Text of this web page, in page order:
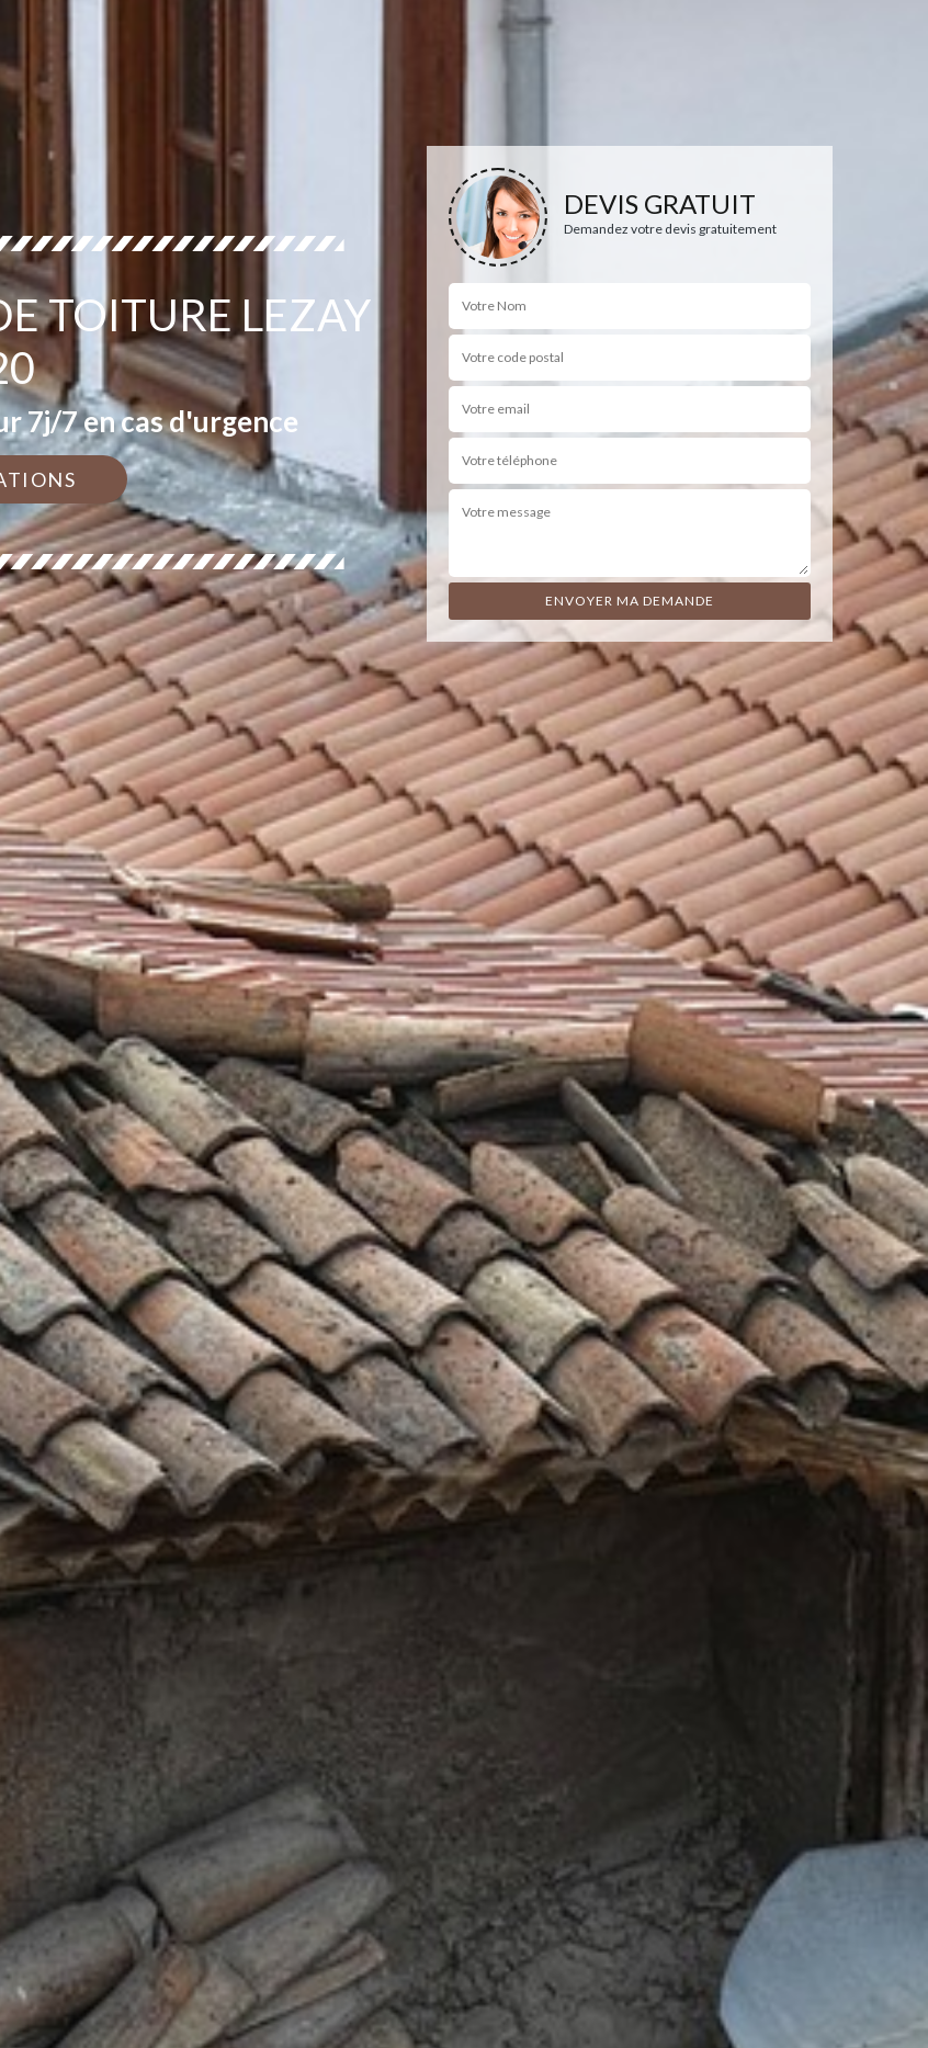
TOITURE LEZAY
7j/7 en cas d'urgence
DEVIS GRATUIT
Demandez votre devis gratuitement